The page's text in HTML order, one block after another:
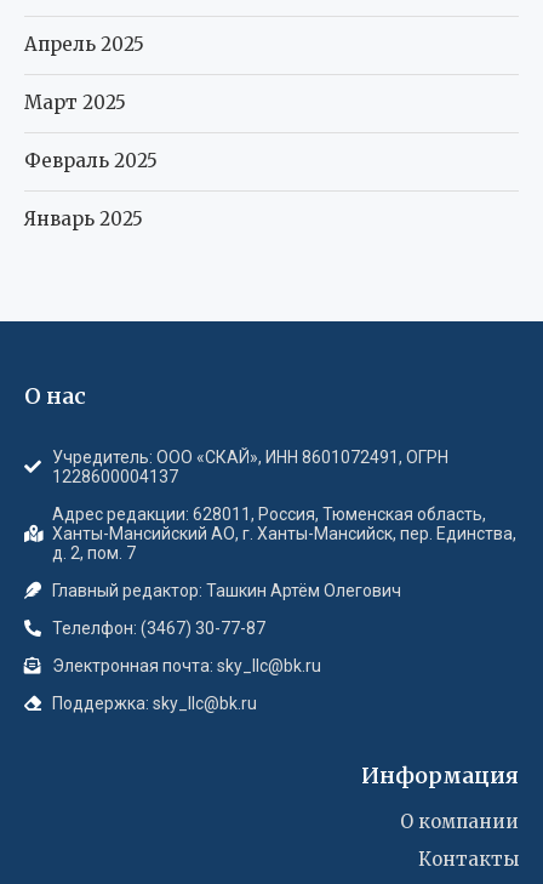
Апрель 2025
Март 2025
Февраль 2025
Январь 2025
О нас
Учредитель: ООО «СКАЙ», ИНН 8601072491, ОГРН
1228600004137
Адрес редакции: 628011, Россия, Тюменская область,
Ханты-Мансийский АО, г. Ханты-Мансийск, пер. Единства,
д. 2, пом. 7
Главный редактор: Ташкин Артём Олегович
Телелфон: (3467) 30-77-87
Электронная почта: sky_llc@bk.ru
Поддержка: sky_llc@bk.ru
Информация
О компании
Контакты